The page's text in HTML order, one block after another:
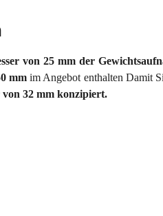
von 25 mm der
mmim Angebot enthalten Damit
32 mm konzipiert.